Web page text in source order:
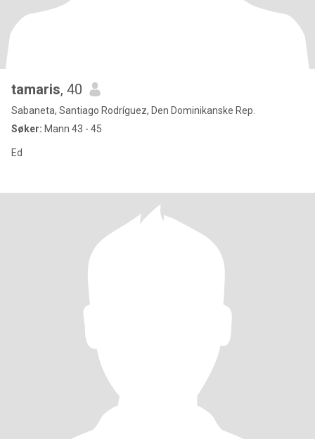
tamaris, 40
Sabaneta, Santiago Rodríguez, Den Dominikanske Rep.
Søker: Mann 43 - 45
Ed